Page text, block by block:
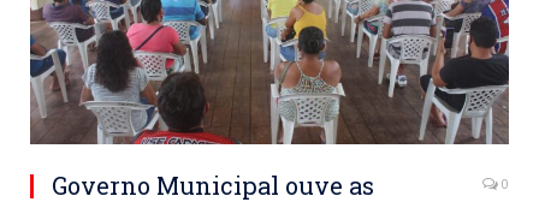
Governo Municipal ouve as
0